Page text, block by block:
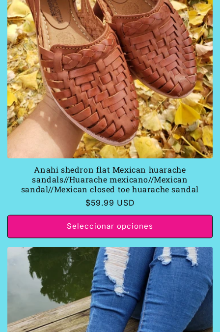
Anahi shedron flat Mexican huarache
sandals//Huarache mexicano//Mexican
sandal//Mexican closed toe huarache sandal
Precio
habitual
$59.99 USD
Seleccionar opciones